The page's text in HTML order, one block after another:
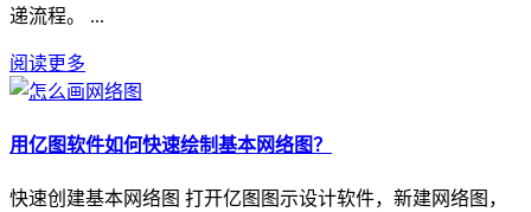
递流程。 ...
阅读更多
用亿图软件如何快速绘制基本网络图？
快速创建基本网络图 打开亿图图示设计软件，新建网络图，